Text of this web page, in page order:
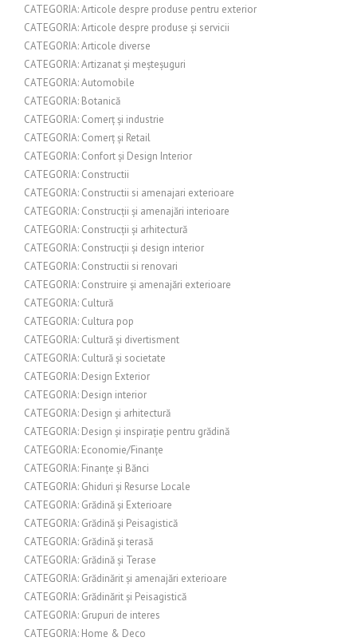
CATEGORIA: Articole despre produse pentru exterior
CATEGORIA: Articole despre produse și servicii
CATEGORIA: Articole diverse
CATEGORIA: Artizanat și meșteșuguri
CATEGORIA: Automobile
CATEGORIA: Botanică
CATEGORIA: Comerț și industrie
CATEGORIA: Comerț și Retail
CATEGORIA: Confort și Design Interior
CATEGORIA: Constructii
CATEGORIA: Constructii si amenajari exterioare
CATEGORIA: Construcții și amenajări interioare
CATEGORIA: Construcții și arhitectură
CATEGORIA: Construcții și design interior
CATEGORIA: Constructii si renovari
CATEGORIA: Construire și amenajări exterioare
CATEGORIA: Cultură
CATEGORIA: Cultura pop
CATEGORIA: Cultură și divertisment
CATEGORIA: Cultură și societate
CATEGORIA: Design Exterior
CATEGORIA: Design interior
CATEGORIA: Design și arhitectură
CATEGORIA: Design și inspirație pentru grădină
CATEGORIA: Economie/Finanțe
CATEGORIA: Finanțe și Bănci
CATEGORIA: Ghiduri și Resurse Locale
CATEGORIA: Grădină și Exterioare
CATEGORIA: Grădină și Peisagistică
CATEGORIA: Grădină și terasă
CATEGORIA: Grădină și Terase
CATEGORIA: Grădinărit și amenajări exterioare
CATEGORIA: Grădinărit și Peisagistică
CATEGORIA: Grupuri de interes
CATEGORIA: Home & Deco